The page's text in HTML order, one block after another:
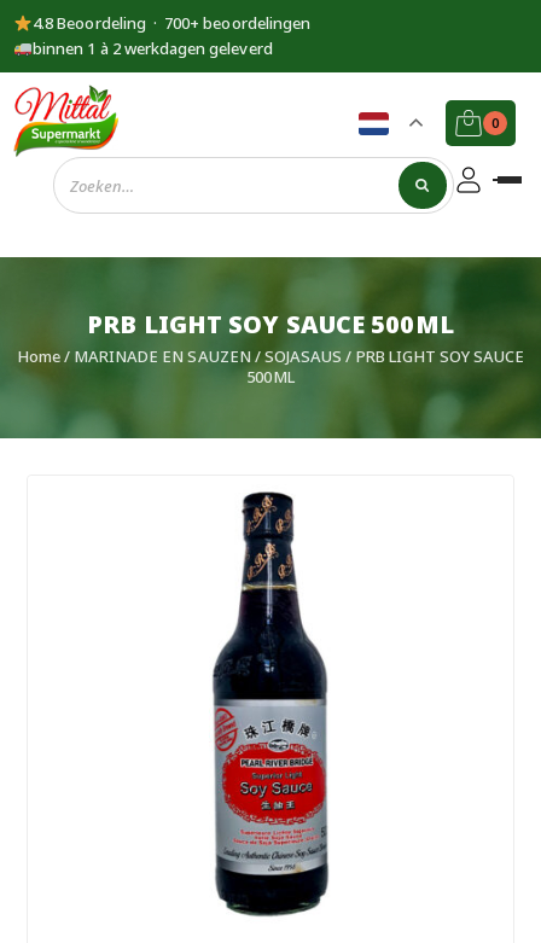
4.8 Beoordeling · 700+ beoordelingen
binnen 1 à 2 werkdagen geleverd
Supermarkt
Mittal
0
PRB LIGHT SOY SAUCE 500ML
Home/ MARINADE EN SAUZEN/SOJASAUS / PRB LIGHT SOY SAUCE
500ML